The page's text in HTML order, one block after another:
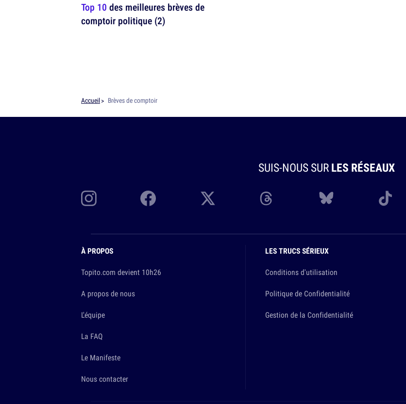
Top 10 des meilleures brèves de
comptoir politique (2)
Accueil Brèves de comptoir
SUIS-NOUS SURLES RÉSEAUX
À PROPOS
Topito.com devient 10h26
A propos de nous
L'équipe
La FAQ
Le Manifeste
Nous contacter
LES TRUCS SÉRIEUX
Conditions d'utilisation
Politique de Confidentialité
Gestion de la Confidentialité